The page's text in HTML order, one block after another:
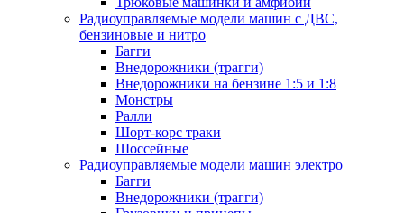
Радиоуправляемые модели машин с ДВС,
бензиновые и нитро
Багги
Внедорожники (трагги)
Внедорожники на бензине 1:5 и 1:8
Монстры
Ралли
Шорт-корс траки
Шоссейные
Радиоуправляемые модели машин электро
Багги
Внедорожники (трагги)